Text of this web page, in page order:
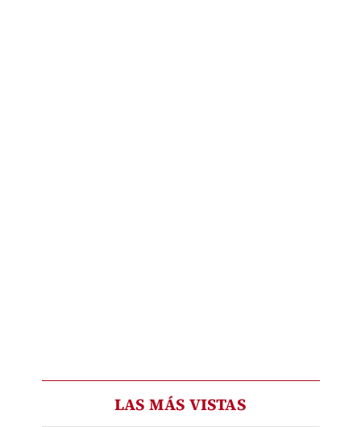
LAS MÁS VISTAS